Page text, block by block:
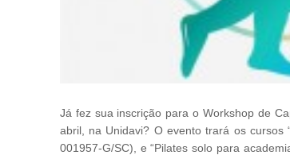
Já fez sua inscrição para o Workshop de
abril, na Unidavi? O evento trará os cursos
001957-G/SC), e “Pilates solo para